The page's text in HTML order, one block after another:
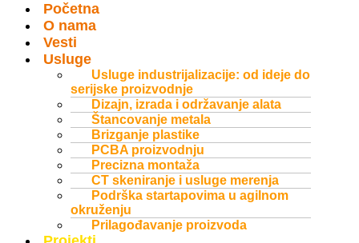
Početna
O nama
Vesti
Usluge
Usluge industrijalizacije: od ideje do
serijske proizvodnje
Dizajn, izrada i održavanje alata
Štancovanje metala
Brizganje plastike
PCBA proizvodnju
Precizna montaža
CT skeniranje i usluge merenja
Podrška startapovima u agilnom
okruženju
Prilagođavanje proizvoda